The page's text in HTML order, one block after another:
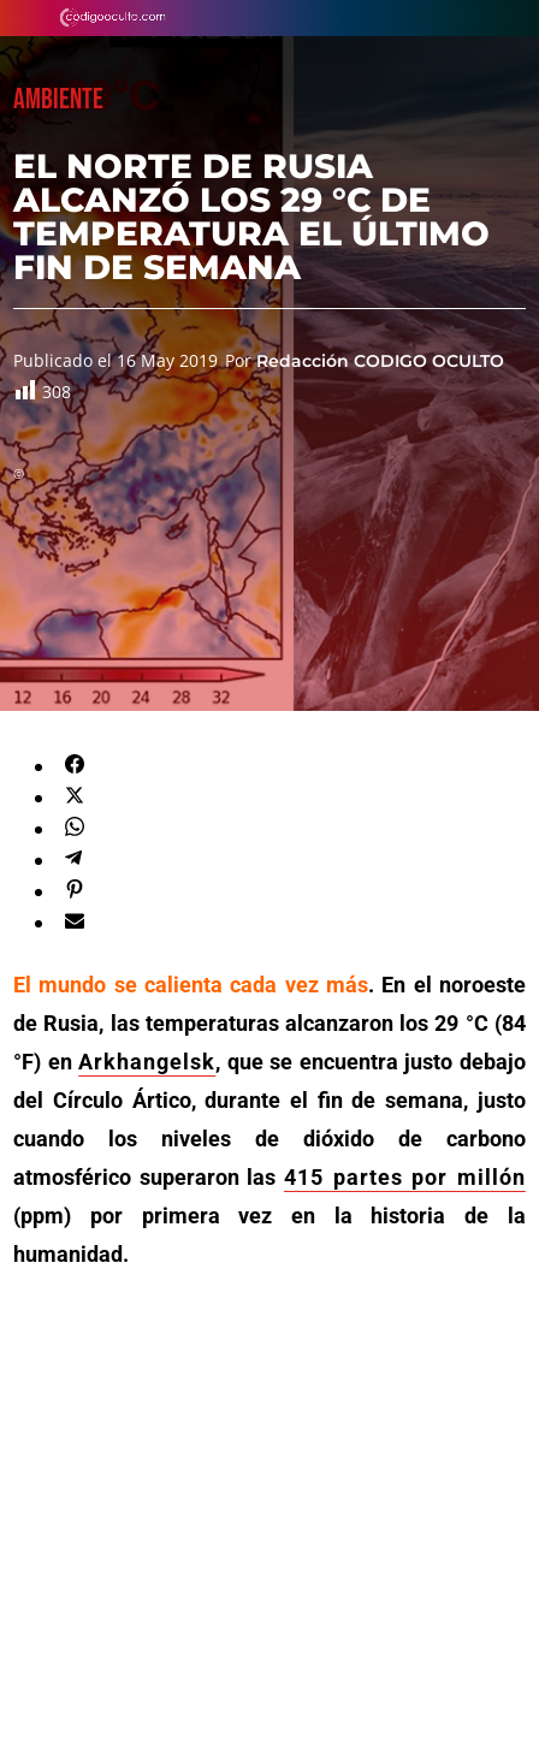
AMBIENTE
EL NORTE DE RUSIA
ALCANZÓ LOS 29 °C DE
TEMPERATURA EL ÚLTIMO
FIN DE SEMANA
Publicado el 16 May 2019 PorRedacción CODIGO OCULTO
308
©
El mundo se calienta cada vez más. En el noroeste
de Rusia, las temperaturas alcanzaron los 29 °C (84
°F) enArkhangelsk, que se encuentra justo debajo
del Círculo Ártico, durante el fin de semana, justo
cuando los niveles de dióxido de carbono
atmosférico superaron las 415 partes por millón
(ppm) por primera vez en la historia de la
humanidad.